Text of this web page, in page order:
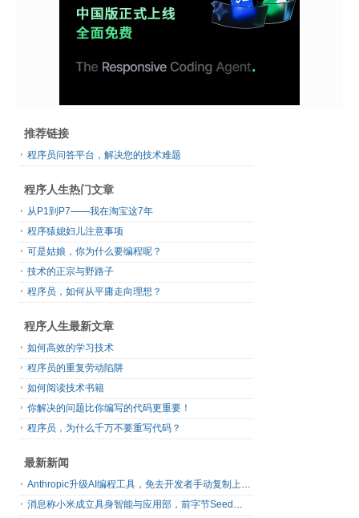
推荐链接
程序员问答平台，解决您的技术难题
程序人生热门文章
从P1到P7——我在淘宝这7年
程序猿媳妇儿注意事项
可是姑娘，你为什么要编程呢？
技术的正宗与野路子
程序员，如何从平庸走向理想？
程序人生最新文章
如何高效的学习技术
程序员的重复劳动陷阱
如何阅读技术书籍
你解决的问题比你编写的代码更重要！
程序员，为什么千万不要重写代码？
最新新闻
Anthropic升级AI编程工具，免去开发者手动复制上下文
消息称小米成立具身智能与应用部，前字节Seed孔涛挂帅